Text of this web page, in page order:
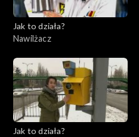
Jak to działa?
Nawilżacz
Jak to działa?